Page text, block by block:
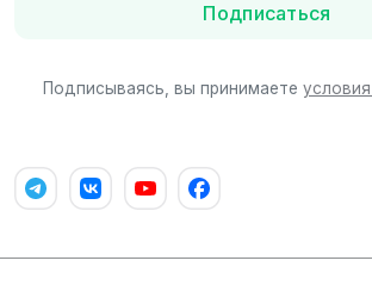
Подписаться
Подписываясь, вы принимаете